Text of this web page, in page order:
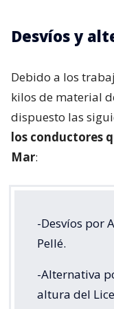
Desvíos y
Debido a los
kilos de material
dispuesto las
los conductores
Mar:
-Desvíos por
Pellé.
-Alternativa
altura del